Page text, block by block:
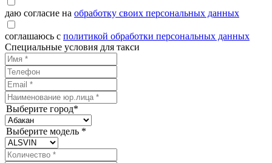
даю согласие на обработку своих персональных данных
соглашаюсь с политикой обработки персональных данных
Специальные условия для такси
Выберите город*
Выберите модель *